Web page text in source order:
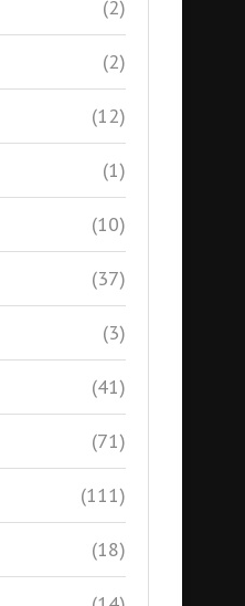
(2)
(2)
(12)
(1)
(10)
(37)
(3)
(41)
(71)
(111)
(18)